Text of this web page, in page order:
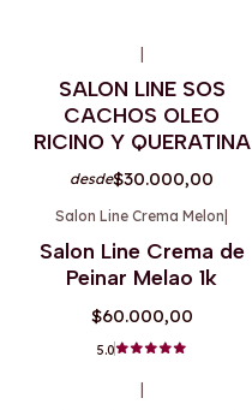
SALON LINE SOS
CACHOS OLEO
RICINO Y QUERATINA
desde$30.000,00
Salon Line Crema Melon
Salon Line Crema de
Peinar Melao 1k
$60.000,00
5.0